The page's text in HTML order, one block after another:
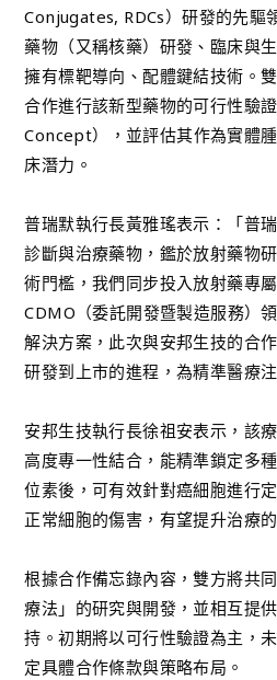
Conjugates, RDCs）研發的先驅
藥物（又稱核藥）研發、臨床與
擁有標靶導向、配體鍵結技術。
合作進行該新型藥物的可行性驗
Concept），並評估其作為實體
床潛力。
普瑞默執行長黃雅瑤表示：「普
診斷與治療藥物，鑑於放射藥物
術門檻，我們同步投入放射藥專
CDMO（委託開發暨製造服務）
解決方案，此次與安邦生技的合
研發到上市的進程，為精準醫療
安邦生技執行長徐祖安表示，該
高度專一性結合，能精準鎖定多
位素後，可有效針對癌細胞進行
正常細胞的傷害，有望提升治療
根據合作備忘錄內容，雙方將共
療法」的研究與開發，並相互提
持。初期將以可行性驗證為主，
定具體合作條款與策略布局。